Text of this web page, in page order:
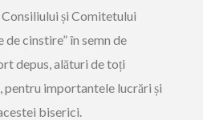
și Comitetului
de cinstire”în semn de
depus, alături de toți
importantele lucrări și
biserici.